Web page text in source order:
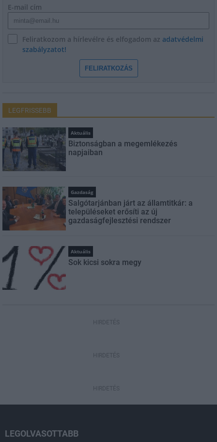
E-mail cím
Feliratkozom a hírlevélre és elfogadom az adatvédelmi
szabályzatot!
FELIRATKOZÁS
LEGFRISSEBB
Aktuális
Biztonságban a megemlékezés
napjaiban
Gazdaság
Salgótarjánban járt az államtitkár: a
településeket erősíti az új
gazdaságfejlesztési rendszer
Aktuális
Sok kicsi sokra megy
HIRDETÉS
HIRDETÉS
HIRDETÉS
LEGOLVASOTTABB